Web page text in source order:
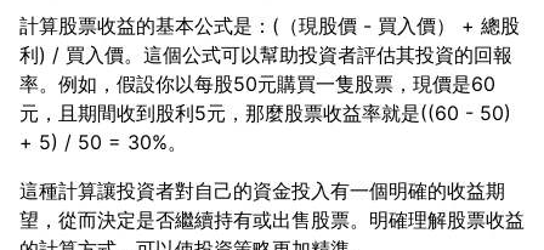
計算股票收益的基本公式是：(（現股價 - 買入價） + 總股
利) / 買入價。這個公式可以幫助投資者評估其投資的回報
率。例如，假設你以每股50元購買一隻股票，現價是60
元，且期間收到股利5元，那麼股票收益率就是((60 - 50)
這種計算讓投資者對自己的資金投入有一個明確的收益期
望，從而決定是否繼續持有或出售股票。明確理解股票收益